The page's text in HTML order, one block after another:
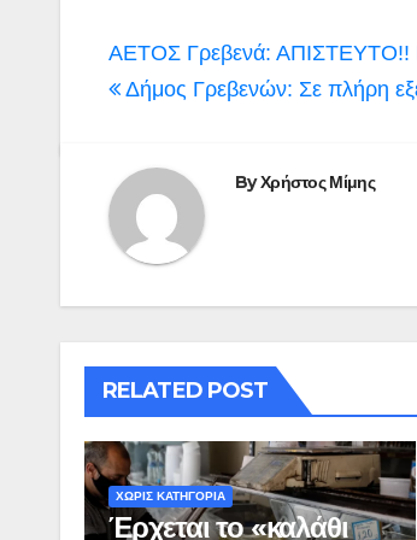
Πλοήγηση
άρθρων
ΑΕΤΟΣ Γρεβενά: ΑΠΙΣΤΕΥΤΟ!!
Δήμος Γρεβενών: Σε πλήρη
ByΧρήστος Μίμης
RELATED POST
ΧΩΡΊΣ ΚΑΤΗΓΟΡΊΑ
Έρχεται το «καλάθι